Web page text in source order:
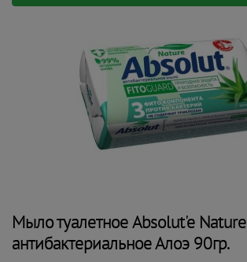
Мыло туалетное Absolut'e Nature
антибактериальное Алоэ 90гр.